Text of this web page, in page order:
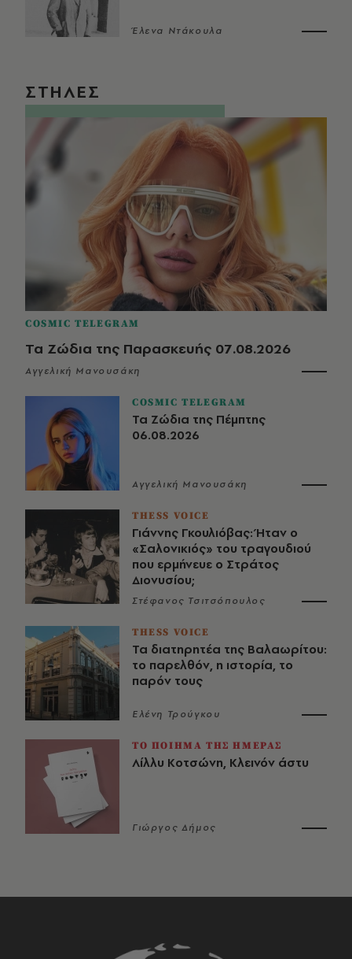
Έλενα Ντάκουλα
ΣΤΗΛΕΣ
COSMIC TELEGRAM
Τα Ζώδια της Παρασκευής 07.08.2026
Αγγελική Μανουσάκη
COSMIC TELEGRAM
Τα Ζώδια της Πέμπτης
06.08.2026
Αγγελική Μανουσάκη
THESS VOICE
Γιάννης Γκουλιόβας: Ήταν ο
«Σαλονικιός» του τραγουδιού
που ερμήνευε ο Στράτος
Διονυσίου;
Στέφανος Τσιτσόπουλος
THESS VOICE
Τα διατηρητέα της Βαλαωρίτου:
το παρελθόν, η ιστορία, το
παρόν τους
Ελένη Τρούγκου
ΤΟ ΠΟΙΗΜΑ ΤΗΣ ΗΜΕΡΑΣ
Λίλλυ Κοτσώνη, Κλεινόν άστυ
Γιώργος Δήμος